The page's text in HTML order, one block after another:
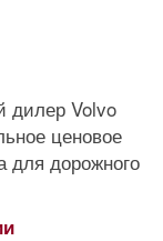
дилер Volvo
ценовое
для дорожного